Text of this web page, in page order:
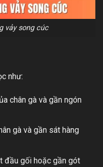
vảy song cúc
như:
chân gà và gần ngón
gà và gần sát hàng
đầu gối hoặc gần gót